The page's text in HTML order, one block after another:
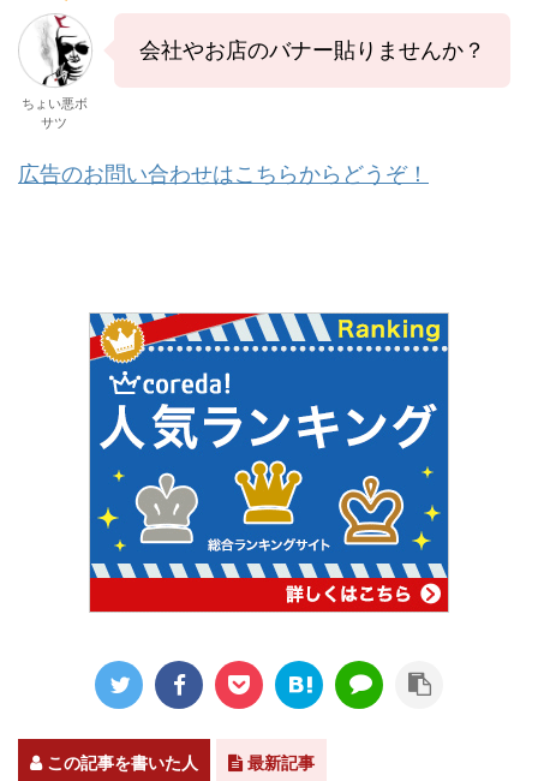
ちょい悪ボ
サツ
会社やお店のバナー貼りませんか？
広告のお問い合わせはこちらからどうぞ！
この記事を書いた人 最新記事